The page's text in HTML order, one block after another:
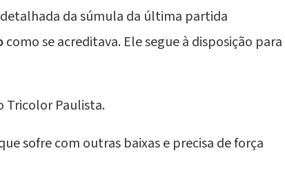
detalhada da súmula da última partida
como se acreditava. Ele segue à disposição para
Tricolor Paulista.
sofre com outras baixas e precisa de força